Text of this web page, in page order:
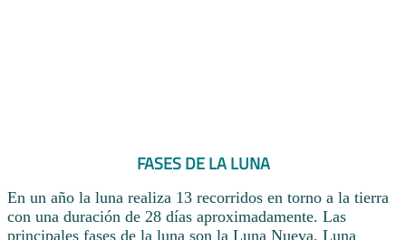
FASES DE LA LUNA
En un año la luna realiza 13 recorridos en torno a la tierra
con una duración de 28 días aproximadamente. Las
principales fases de la luna son la Luna Nueva, Luna